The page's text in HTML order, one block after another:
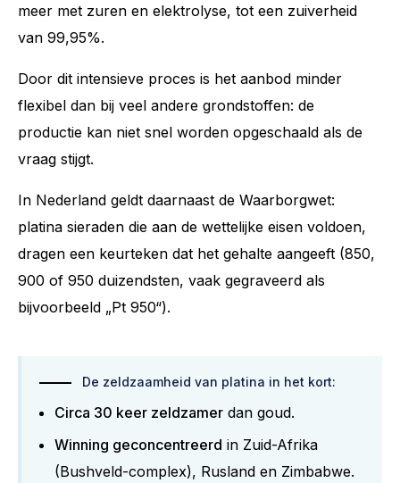
meer met zuren en elektrolyse, tot een zuiverheid
van 99,95%.
Door dit intensieve proces is het aanbod minder
flexibel dan bij veel andere grondstoffen: de
productie kan niet snel worden opgeschaald als de
vraag stijgt.
In Nederland geldt daarnaast de Waarborgwet:
platina sieraden die aan de wettelijke eisen voldoen,
dragen een keurteken dat het gehalte aangeeft (850,
900 of 950 duizendsten, vaak gegraveerd als
bijvoorbeeld „Pt 950“).
De zeldzaamheid van platina in het kort:
Circa 30 keer zeldzamer dan goud.
Winning geconcentreerd in Zuid-Afrika
(Bushveld-complex), Rusland en Zimbabwe.